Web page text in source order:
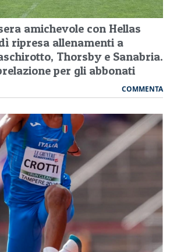
amichevole con Hellas
ripresa allenamenti a
Thorsby e Sanabria.
per gli abbonati
COMMENTA